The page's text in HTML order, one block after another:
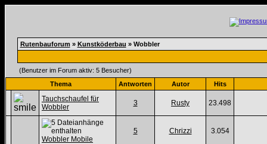
Rutenbauforum » Kunstköderbau » Wobbler
(Benutzer im Forum aktiv: 5 Besucher)
Thema
Antworten Autor Hits
Tauchschaufel für
Wobbler
3 Rusty 23.498
Wobbler Mobile
5 Chrizzi 3.054